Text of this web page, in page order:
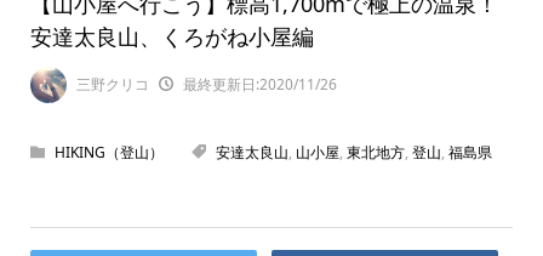
安達太良山、くろがね小屋編
三野クリコ 最終更新日:2020/11/26
HIKING（登山） 安達太良山, 山小屋, 東北地方, 登山, 福島県